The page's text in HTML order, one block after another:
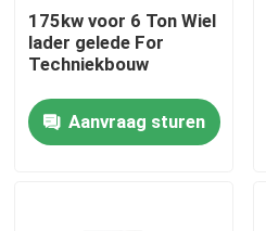
Huis
175kw voor 6 Ton Wiel
lader gelede For
Techniekbouw
Aanvraag sturen